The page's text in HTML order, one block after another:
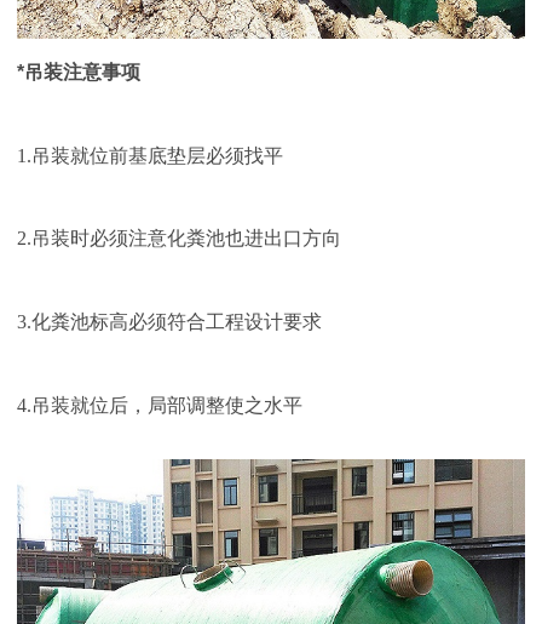
*吊装注意事项
1.吊装就位前基底垫层必须找平
2.吊装时必须注意化粪池也进出口方向
3.化粪池标高必须符合工程设计要求
4.吊装就位后，局部调整使之水平